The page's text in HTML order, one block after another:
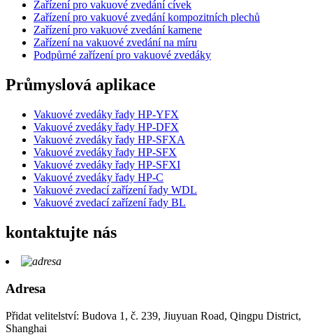
Zařízení pro vakuové zvedání cívek
Zařízení pro vakuové zvedání kompozitních plechů
Zařízení pro vakuové zvedání kamene
Zařízení na vakuové zvedání na míru
Podpůrné zařízení pro vakuové zvedáky
Průmyslová aplikace
Vakuové zvedáky řady HP-YFX
Vakuové zvedáky řady HP-DFX
Vakuové zvedáky řady HP-SFXA
Vakuové zvedáky řady HP-SFX
Vakuové zvedáky řady HP-SFXI
Vakuové zvedáky řady HP-C
Vakuové zvedací zařízení řady WDL
Vakuové zvedací zařízení řady BL
kontaktujte nás
Adresa
Přidat velitelství: Budova 1, č. 239, Jiuyuan Road, Qingpu District,
Shanghai